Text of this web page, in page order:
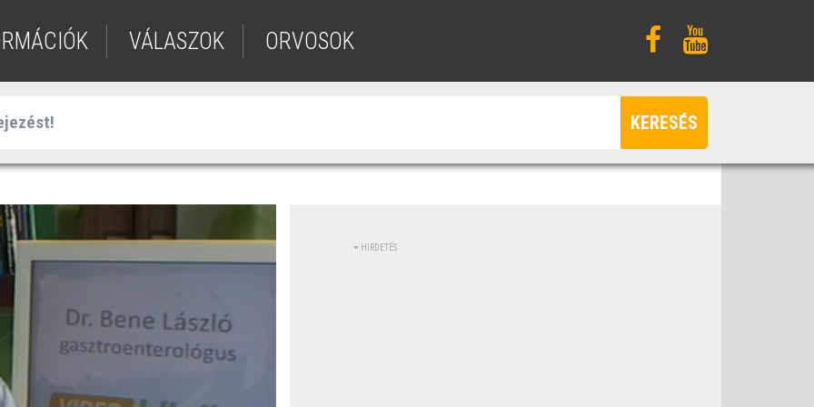
VÁLASZOK ORVOSOK
KERESÉS
HIRDETÉS